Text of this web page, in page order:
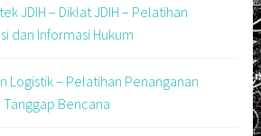
JDIH – Diklat JDIH – Pelatihan
dan Informasi Hukum
Logistik – Pelatihan Penanganan
Bencana